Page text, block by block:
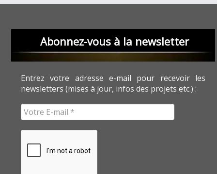
Abonnez-vous à la newsletter
Entrez votre adresse e-mail pour recevoir les
newsletters (mises à jour, infos des projets etc.) :